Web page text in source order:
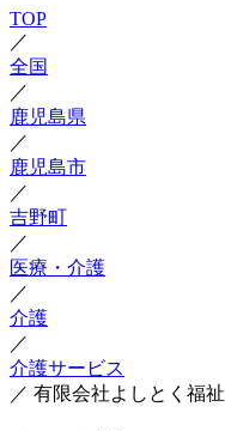
TOP
／
全国
／
鹿児島県
／
鹿児島市
／
吉野町
／
医療・介護
／
介護
／
介護サービス
／ 有限会社よしとく福祉